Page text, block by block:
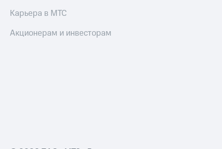
Карьера в МТС
Акционерам и инвесторам